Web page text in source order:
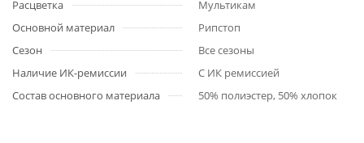
Расцветка
Мультикам
Основной материал
Рипстоп
Сезон
Все сезоны
Наличие ИК-ремиссии
С ИК ремиссией
Состав основного материала
50% полиэстер, 50% хлопок